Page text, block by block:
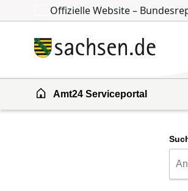
Zum Inhalt springen
Zur Suche springen
Offizielle Website –
Amt24 Serviceportal